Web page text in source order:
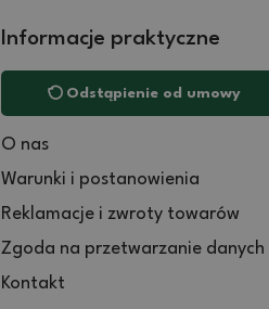
Informacje praktyczne
Odstąpienie od umowy
O nas
Warunki i postanowienia
Reklamacje i zwroty towarów
Zgoda na przetwarzanie danych
Kontakt